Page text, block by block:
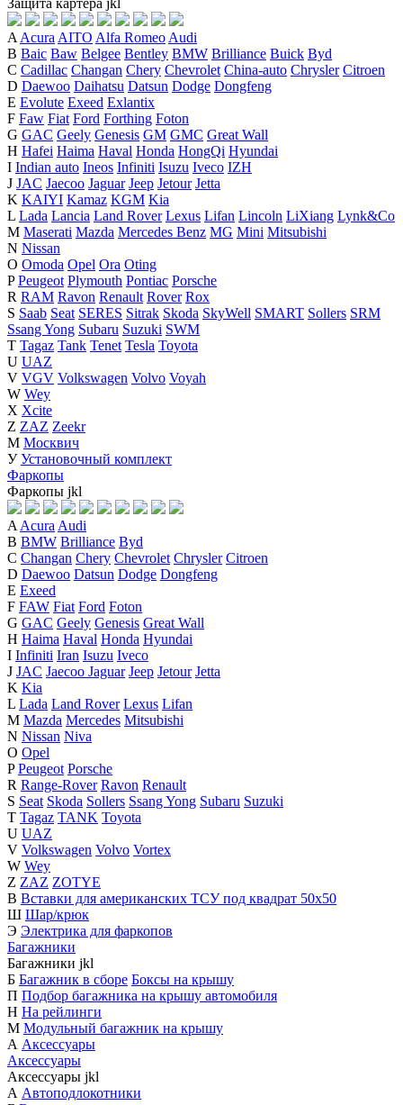
Защита картера jkl
A Acura AITO Alfa Romeo Audi
B Baic Baw Belgee Bentley BMW Brilliance Buick Byd
C Cadillac Changan Chery Chevrolet China-auto Chrysler Citroen
D Daewoo Daihatsu Datsun Dodge Dongfeng
E Evolute Exeed Exlantix
F Faw Fiat Ford Forthing Foton
G GAC Geely Genesis GM GMC Great Wall
H Hafei Haima Haval Honda HongQi Hyundai
I Indian auto Ineos Infiniti Isuzu Iveco IZH
J JAC Jaecoo Jaguar Jeep Jetour Jetta
K KAIYI Kamaz KGM Kia
L Lada Lancia Land Rover Lexus Lifan Lincoln LiXiang Lynk&Co
M Maserati Mazda Mercedes Benz MG Mini Mitsubishi
N Nissan
O Omoda Opel Ora Oting
P Peugeot Plymouth Pontiac Porsche
R RAM Ravon Renault Rover Rox
S Saab Seat SERES Sitrak Skoda SkyWell SMART Sollers SRM
Ssang Yong Subaru Suzuki SWM
T Tagaz Tank Tenet Tesla Toyota
U UAZ
V VGV Volkswagen Volvo Voyah
W Wey
X Xcite
Z ZAZ Zeekr
М Москвич
У Установочный комплект
Фаркопы
Фаркопы jkl
A Acura Audi
B BMW Brilliance Byd
C Changan Chery Chevrolet Chrysler Citroen
D Daewoo Datsun Dodge Dongfeng
E Exeed
F FAW Fiat Ford Foton
G GAC Geely Genesis Great Wall
H Haima Haval Honda Hyundai
I Infiniti Iran Isuzu Iveco
J JAC Jaecoo Jaguar Jeep Jetour Jetta
K Kia
L Lada Land Rover Lexus Lifan
M Mazda Mercedes Mitsubishi
N Nissan Niva
O Opel
P Peugeot Porsche
R Range-Rover Ravon Renault
S Seat Skoda Sollers Ssang Yong Subaru Suzuki
T Tagaz TANK Toyota
U UAZ
V Volkswagen Volvo Vortex
W Wey
Z ZAZ ZOTYE
В Вставки для американских ТСУ под квадрат 50х50
Ш Шар/крюк
Э Электрика для фаркопов
Багажники
Багажники jkl
Б Багажник в сборе Боксы на крышу
П Подбор багажника на крышу автомобиля
Н На рейлинги
М Модульный багажник на крышу
А Аксессуары
Аксессуары
Аксессуары jkl
А Автоподлокотники